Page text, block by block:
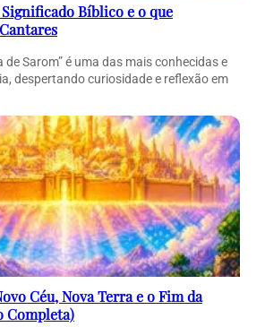
Significado Bíblico e o que
de Sarom” é uma das mais conhecidas e
despertando curiosidade e reflexão em
Céu, Nova Terra e o Fim da
Completa)